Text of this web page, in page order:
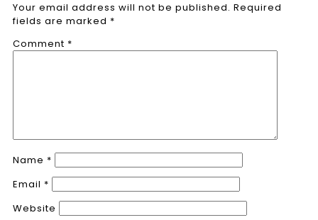
Your email address will not be published. Required
fields are marked *
Comment *
Name *
Email *
Website